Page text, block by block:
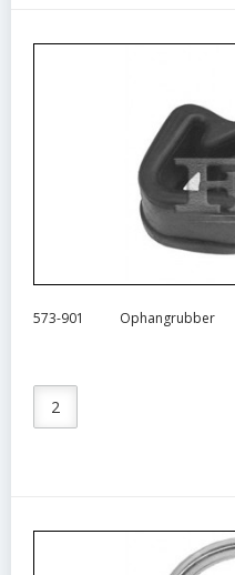
573-901 Ophangrubber